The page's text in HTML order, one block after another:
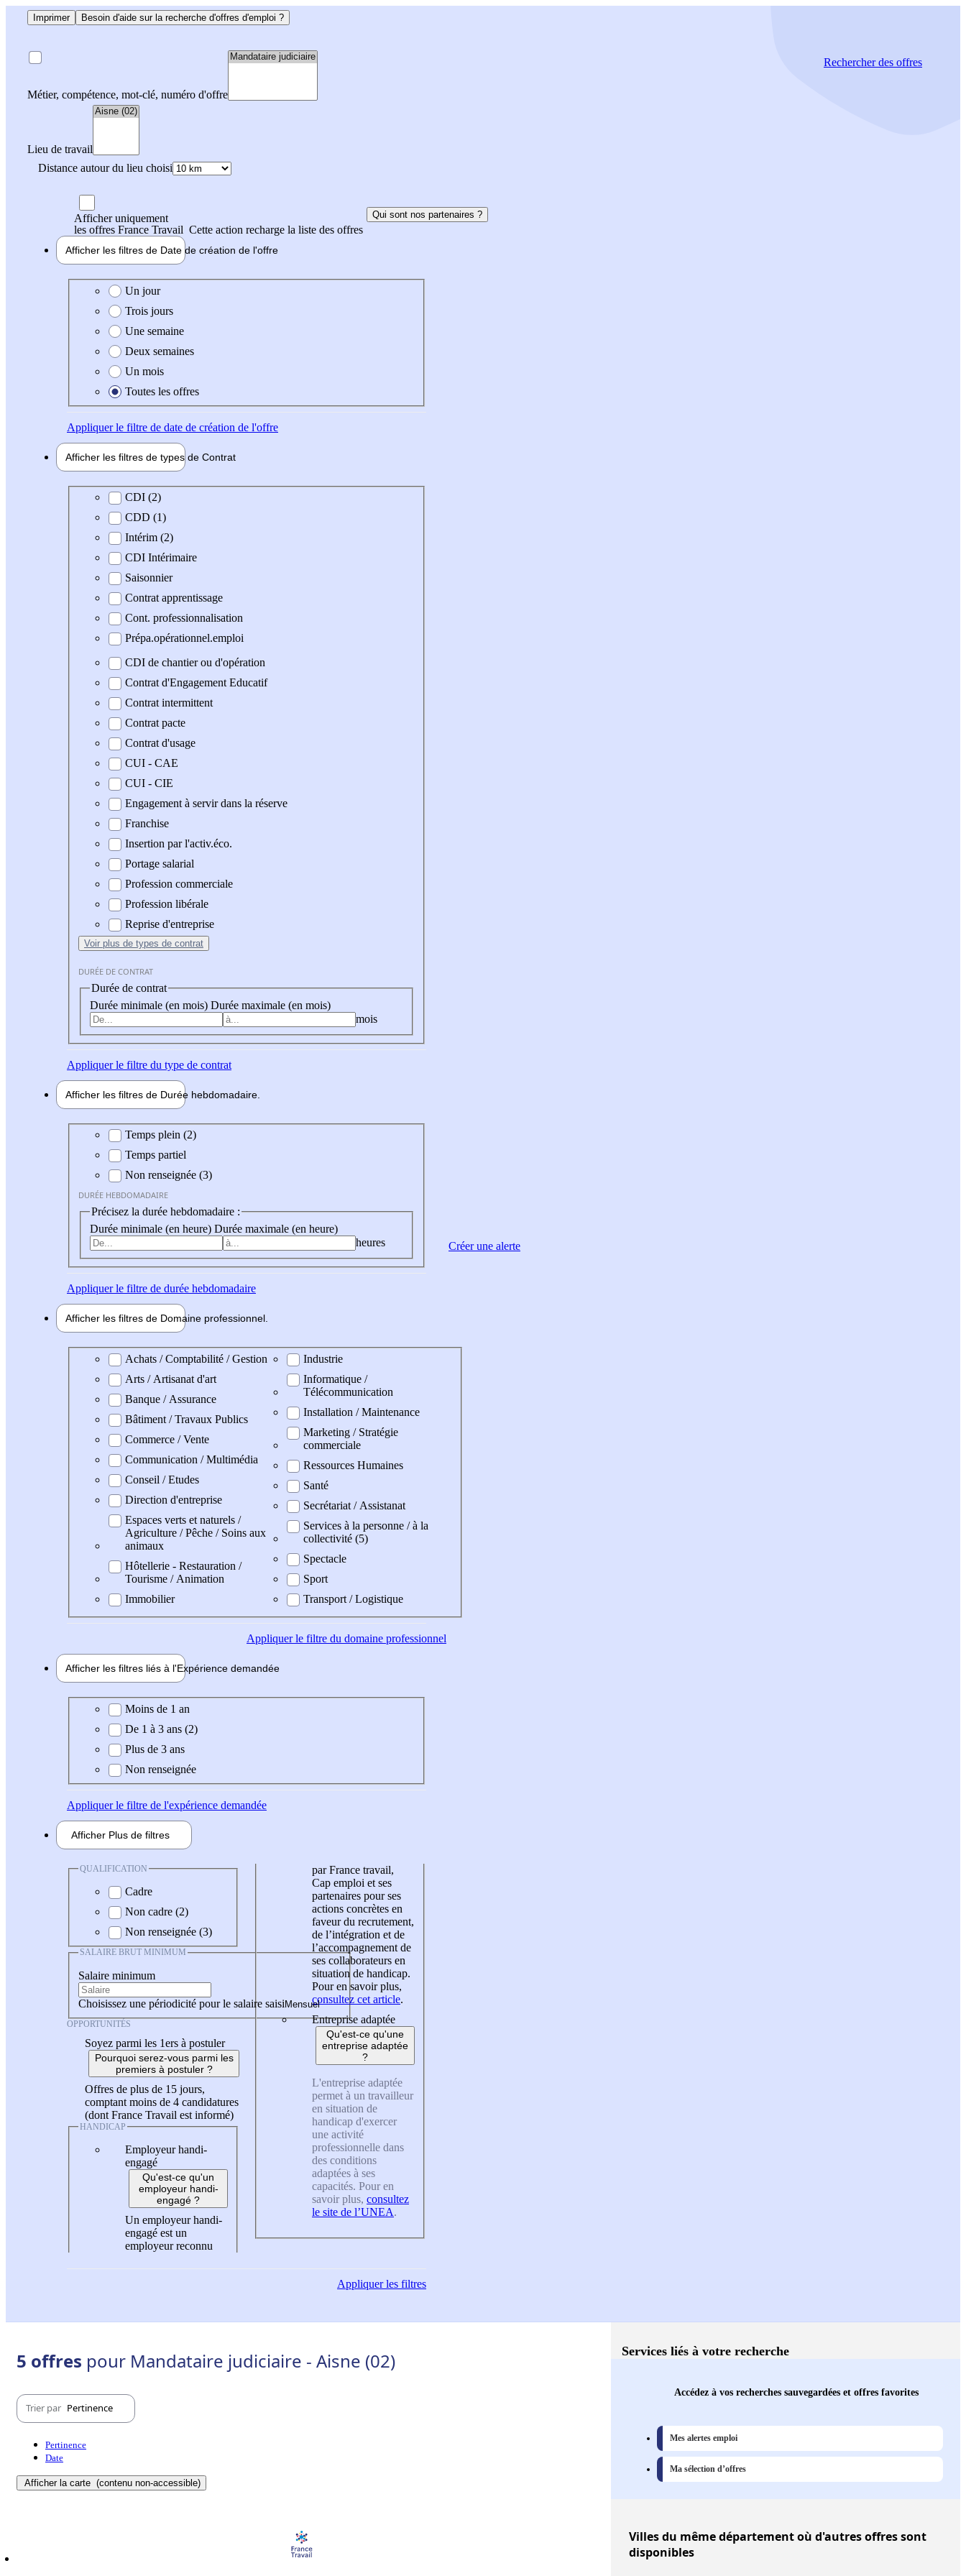
Imprimer Besoin d'aide sur la recherche d'offres d'emploi ?
Métier, compétence, mot-clé, numéro d'offre
Lieu de travail
Distance autour du lieu choisi
Rechercherdes offres
Afficher uniquement
les offres France Travail Cette action recharge la liste des offres
Qui sont nos partenaires ?
Afficher les filtres de Date de création de l'offre
Date de création de l'offre
Un jour
Trois jours
Une semaine
Deux semaines
Un mois
Toutes les offres
Appliquerle filtre de date de création de l'offre
Afficher les filtres de types de Contrat
Type de contrat
CDI (2)
CDD (1)
Intérim (2)
CDI Intérimaire
Saisonnier
Contrat apprentissage
Cont. professionnalisation
Prépa.opérationnel.emploi
CDI de chantier ou d'opération
Contrat d'Engagement Educatif
Contrat intermittent
Contrat pacte
Contrat d'usage
CUI - CAE
CUI - CIE
Engagement à servir dans la réserve
Franchise
Insertion par l'activ.éco.
Portage salarial
Profession commerciale
Profession libérale
Reprise d'entreprise
Voir plus de types de contrat
DURÉE DE CONTRAT
Durée de contrat
Durée minimale (en mois) Durée maximale (en mois)
mois
Appliquerle filtre du type de contrat
Afficher les filtres de Durée hebdomadaire
Durée hebdomadaire
Temps plein (2)
Temps partiel
Non renseignée (3)
DURÉE HEBDOMADAIRE
Précisez la durée hebdomadaire :
Durée minimale (en heure) Durée maximale (en heure)
heures
Appliquerle filtre de durée hebdomadaire
Afficher les filtres de Domaine professionnel
Domaine professionel
Achats / Comptabilité / Gestion
Arts / Artisanat d'art
Banque / Assurance
Bâtiment / Travaux Publics
Commerce / Vente
Communication / Multimédia
Conseil / Etudes
Direction d'entreprise
Espaces verts et naturels /
Agriculture / Pêche / Soins aux
animaux
Hôtellerie - Restauration /
Tourisme / Animation
Immobilier
Industrie
Informatique /
Télécommunication
Installation / Maintenance
Marketing / Stratégie
commerciale
Ressources Humaines
Santé
Secrétariat / Assistanat
Services à la personne / à la
collectivité (5)
Spectacle
Sport
Transport / Logistique
Appliquerle filtre du domaine professionnel
Afficher les filtres liés à l'Expérience demandée
Expérience demandée
Moins de 1 an
De 1 à 3 ans (2)
Plus de 3 ans
Non renseignée
Appliquerle filtre de l'expérience demandée
Afficher Plus de filtres
QUALIFICATION
Cadre
Non cadre (2)
Non renseignée (3)
SALAIRE BRUT MINIMUM
Salaire minimum
Choisissez une périodicité pour le salaire saisi
OPPORTUNITÉS
Soyez parmi les 1ers à postuler
Pourquoi serez-vous parmi les
premiers à postuler ?
Offres de plus de 15 jours,
comptant moins de 4 candidatures
(dont France Travail est informé)
HANDICAP
Employeur handi-
engagé
Qu'est-ce qu'un
employeur handi-
engagé ?
Un employeur handi-
engagé est un
employeur reconnu
par France travail,
Cap emploi et ses
partenaires pour ses
actions concrètes en
faveur du recrutement,
de l’intégration et de
l’accompagnement de
ses collaborateurs en
situation de handicap.
Pour en savoir plus,
consultez cet article.
Entreprise adaptée
Qu'est-ce qu'une
entreprise adaptée
?
L'entreprise adaptée
permet à un travailleur
en situation de
handicap d'exercer
une activité
professionnelle dans
des conditions
adaptées à ses
capacités. Pour en
savoir plus, consultez
le site de l’UNEA.
Appliquerles filtres
Créer une alerte
5 offres pour Mandataire judiciaire - Aisne (02)
Trier par Pertinence
Pertinence
Date
Afficher la carte (contenu non-accessible)
Services liés à votre recherche
Accédez à vos recherches sauvegardées et offres favorites
Mes alertes emploi
Ma sélection d’offres
Villesdu même département où d'autres offres sont
disponibles